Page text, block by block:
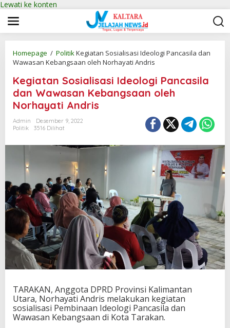
Lewati ke konten
Homepage / PolitikKegiatan Sosialisasi Ideologi Pancasila dan
Wawasan Kebangsaan oleh Norhayati Andris
Kegiatan Sosialisasi Ideologi Pancasila
dan Wawasan Kebangsaan oleh
Norhayati Andris
Admin
Desember 9, 2022
Politik
3516 Dilihat
TARAKAN, Anggota DPRD Provinsi Kalimantan
Utara, Norhayati Andris melakukan kegiatan
sosialisasi Pembinaan Ideologi Pancasila dan
Wawasan Kebangsaan di Kota Tarakan.